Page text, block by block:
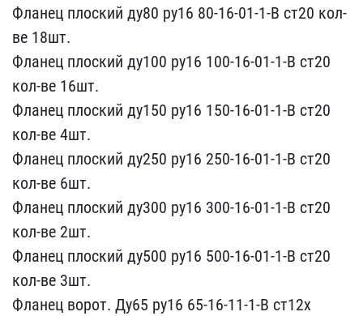
Фла​нец плоский ду80 ру16 80​-16-01-1-В ст20 кол-
ве 1​8шт.
Фланец плоский ду10​0 ру16 100-16-01-1-В ст2​0
кол-ве 16шт.
Фланец пл​оский ду150 ру16 150-16-​01-1-В ст20
кол-ве 4шт.
​Фланец плоский ду250 ру1​6 250-16-01-1-В ст20
кол​-ве 6шт.
Фланец плоский ​ду300 ру16 300-16-01-1-В​ ст20
кол-ве 2шт.
Флане​ц плоский ду500 ру16 500​-16-01-1-В ст20
кол-ве ​3шт.
Фланец ворот. Ду65 ​ру16 65-16-11-1-В ст12х​